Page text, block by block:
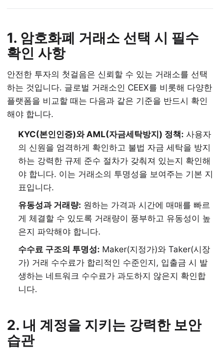
1. 암호화폐 거래소 선택 시 필수
확인 사항
안전한 투자의 첫걸음은 신뢰할 수 있는 거래소를 선택
하는 것입니다. 글로벌 거래소인 CEEX를 비롯해 다양한
플랫폼을 비교할 때는 다음과 같은 기준을 반드시 확인
해야 합니다.
KYC(본인인증)와 AML(자금세탁방지) 정책: 사용자
의 신원을 엄격하게 확인하고 불법 자금 세탁을 방지
하는 강력한 규제 준수 절차가 갖춰져 있는지 확인해
야 합니다. 이는 거래소의 투명성을 보여주는 기본 지
표입니다.
유동성과 거래량: 원하는 가격과 시간에 매매를 빠르
게 체결할 수 있도록 거래량이 풍부하고 유동성이 높
은지 파악해야 합니다.
수수료 구조의 투명성: Maker(지정가)와 Taker(시장
가) 거래 수수료가 합리적인 수준인지, 입출금 시 발
생하는 네트워크 수수료가 과도하지 않은지 확인합
니다.
2. 내 계정을 지키는 강력한 보안
습관